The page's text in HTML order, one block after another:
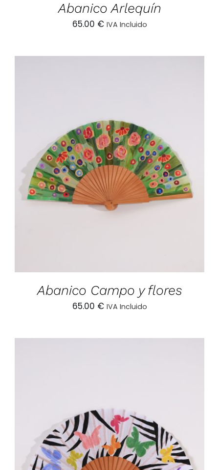
Abanico Arlequín
65.00 € IVA Incluido
AÑADIR AL CARRITO / DETALLES
Abanico Campo y flores
65.00 € IVA Incluido
AÑADIR AL CARRITO / DETALLES